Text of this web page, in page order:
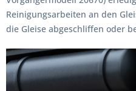
Reinigungsarbeiten an den
die Gleise abgeschliffen oder